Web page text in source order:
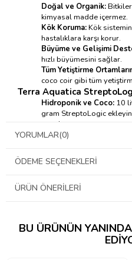
Doğal ve Organik:
kimyasal madde içermez.
Kök Koruma:Kök
hastalıklara karşı korur.
Büyüme ve Gelişimi
hızlı büyümesini sağlar.
Tüm Yetiştirme
coco coir gibi tüm
Terra Aquatica
Hidroponik ve Coco: 10
gram StreptoLogic
uygulayın.
Toprak:
YORUMLAR(0)
ÖDEME SEÇENEKLERI
ÜRÜN ÖNERILERI
BU ÜRÜNÜN